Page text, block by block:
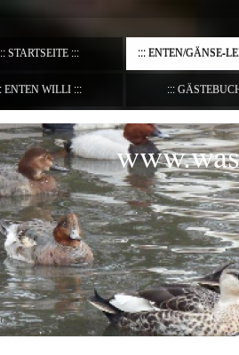
STARTSEITE ENTEN/GÄNSE-
ENTEN WILLI